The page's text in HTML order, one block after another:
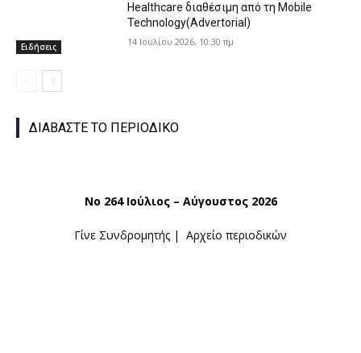
Ειδήσεις
Healthcare διαθέσιμη από τη Mobile
Technology(Advertorial)
14 Ιουλίου 2026, 10:30 πμ
ΔΙΑΒΑΣΤΕ ΤΟ ΠΕΡΙΟΔΙΚΟ
Νο 264 Ιούλιος – Αύγουστος 2026
Γίνε Συνδρομητής | Αρχείο περιοδικών